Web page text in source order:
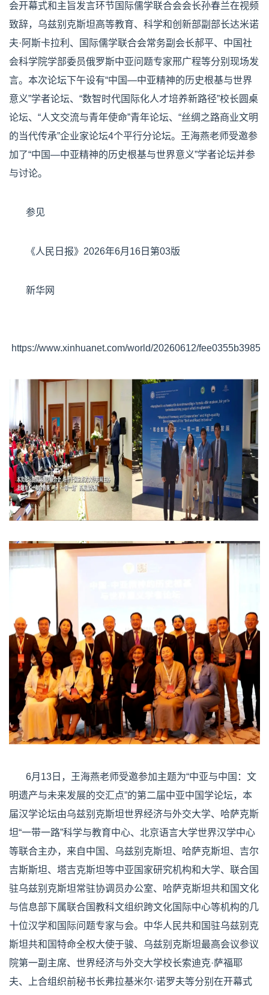
会开幕式和主旨发言环节国际儒学联合会会长孙春兰在视频
致辞，乌兹别克斯坦高等教育、科学和创新部副部长达米诺
夫·阿斯卡拉利、国际儒学联合会常务副会长郝平、中国社
会科学院学部委员俄罗斯中亚问题专家邢广程等分别现场发
言。本次论坛下午设有“中国—中亚精神的历史根基与世界
意义”学者论坛、“数智时代国际化人才培养新路径”校长圆桌
论坛、“人文交流与青年使命”青年论坛、“丝绸之路商业文明
的当代传承”企业家论坛4个平行分论坛。王海燕老师受邀参
加了“中国—中亚精神的历史根基与世界意义”学者论坛并参
与讨论。
参见
《人民日报》2026年6月16日第03版
新华网
https://www.xinhuanet.com/world/20260612/
6月13日，王海燕老师受邀参加主题为“中亚与中国：文
明遗产与未来发展的交汇点”的第二届中亚中国学论坛，本
届汉学论坛由乌兹别克斯坦世界经济与外交大学、哈萨克斯
坦“一带一路”科学与教育中心、北京语言大学世界汉学中心
等联合主办，来自中国、乌兹别克斯坦、哈萨克斯坦、吉尔
吉斯斯坦、塔吉克斯坦等中亚国家研究机构和大学、联合国
驻乌兹别克斯坦常驻协调员办公室、哈萨克斯坦共和国文化
与信息部下属联合国教科文组织跨文化国际中心等机构的几
十位汉学和国际问题专家与会。中华人民共和国驻乌兹别克
斯坦共和国特命全权大使于骏、乌兹别克斯坦最高会议参议
院第一副主席、世界经济与外交大学校长索迪克·萨福耶
夫、上合组织前秘书长弗拉基米尔·诺罗夫等分别在开幕式